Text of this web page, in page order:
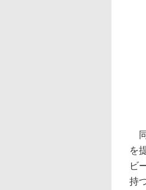
同
を
ビ
持